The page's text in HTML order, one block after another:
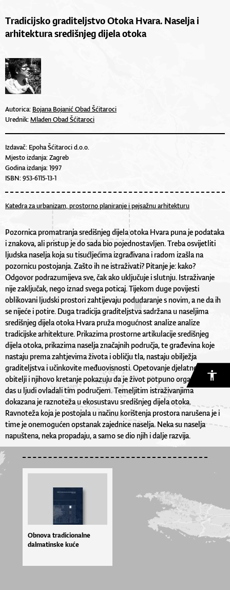
Tradicijsko graditeljstvo Otoka Hvara. Naselja i
arhitektura središnjeg dijela otoka
Autorica: Bojana Bojanić Obad Šćitaroci
Urednik:Mladen Obad Šćitaroci
Izdavač: Epoha Šćitaroci d.o.o.
Mjesto izdanja: Zagreb
Godina izdanja: 1997
ISBN: 953-6115-13-1
Katedra za urbanizam, prostorno planiranje i pejsažnu arhitekturu
Pozornica promatranja središnjeg dijela otoka Hvara puna je podataka
i znakova, ali pristup je do sada bio pojednostavljen. Treba osvijetliti
ljudska naselja koja su tisućljećima izgrađivana i radom izašla na
pozornicu postojanja. Zašto ih ne istraživati? Pitanje je: kako?
Odgovor podrazumijeva sve, čak ako uključuje i slutnju. Istraživanje
nije zaključak, nego iznad svega poticaj. Tijekom duge povijesti
oblikovani ljudski prostori zahtijevaju podudaranje s novim, a ne da ih
se nijeće i potire. Duga tradicija graditeljstva sadržana u naseljima
središnjeg dijela otoka Hvara pruža mogućnost analize analize
tradicijske arhitekture. Prikazima prostorne artikulacije središnjeg
dijela otoka, prikazima naselja značajnih područja, te građevina koje
nastaju prema zahtjevima života i obličju tla, nastaju obilježja
graditeljstva i učinkovite međuovisnosti. Opetovanje djelatnosti
obitelji i njihovo kretanje pokazuju da je život potpuno organiziran i
das u ljudi ovladali tim područjem. Temeljitim istraživanjima
dokazana je raznoteža u ekosustavu središnjeg dijela otoka.
Ravnoteža koja je postojala u načinu korištenja prostora narušena je i
time je onemogućen opstanak zajednice naselja. Neka su naselja
napuštena, neka propadaju, a samo se dio njih i dalje razvija.
Obnova tradicionalne
dalmatinske kuće